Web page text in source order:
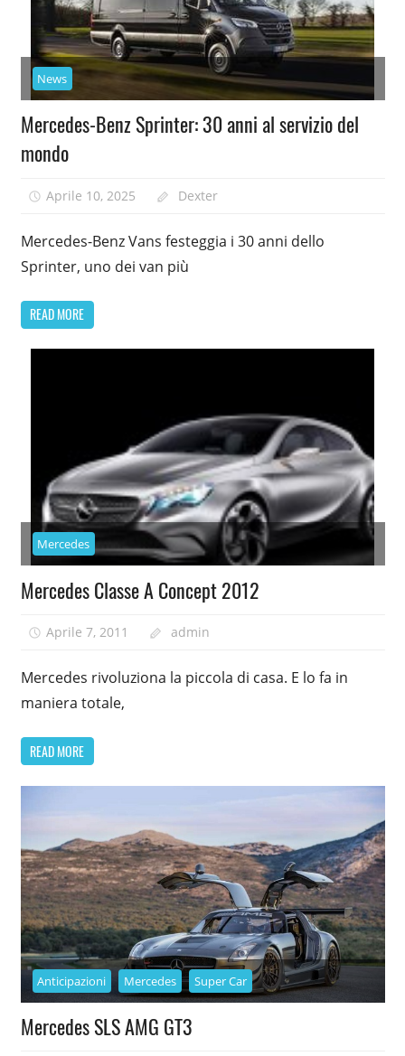
News
Mercedes-Benz Sprinter: 30 anni al servizio del
mondo
Aprile 10, 2025 Dexter
Mercedes-Benz Vans festeggia i 30 anni dello
Sprinter, uno dei van più
READ MORE
Mercedes
Mercedes Classe A Concept 2012
Aprile 7, 2011 admin
Mercedes rivoluziona la piccola di casa. E lo fa in
maniera totale,
READ MORE
Anticipazioni Mercedes Super Car
Mercedes SLS AMG GT3